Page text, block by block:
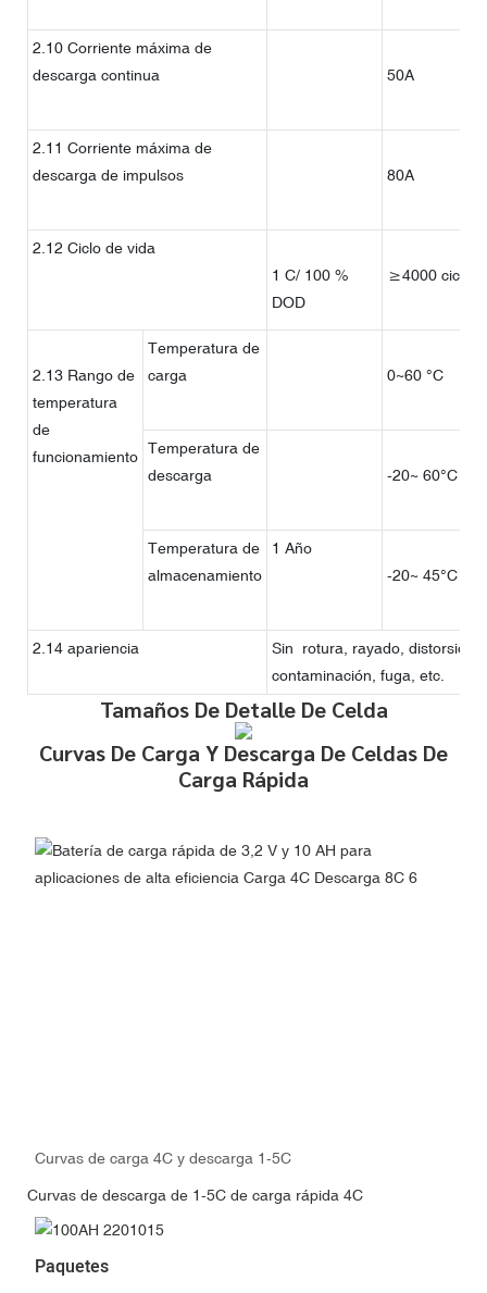
2.10 Corriente máxima de
descarga continua
50A
2.11 Corriente máxima de
descarga de impulsos
80A
2.12 Ciclo de vida
1 C/ 100 %
DOD
≥4000 ciclos
2.13 Rango de
temperatura
de
funcionamiento
Temperatura de
carga
0~60 °C
Temperatura de
descarga
-20~ 60°C
Temperatura de
almacenamiento
1 Año
-20~ 45°C
2.14 apariencia
Sin rotura, rayado, distorsión,
contaminación, fuga, etc.
Tamaños De Detalle De Celda
Curvas De Carga Y Descarga De Celdas De
Carga Rápida
Curvas de carga 4C y descarga 1-5C
Curvas de descarga de 1-5C de carga rápida 4C
Paquetes